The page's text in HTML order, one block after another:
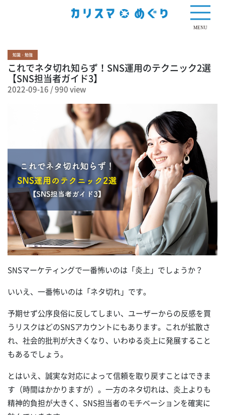
MENU
知識・勉強
これでネタ切れ知らず！SNS運用のテクニック2選
【SNS担当者ガイド3】
2022-09-16 /990 view
SNSマーケティングで一番怖いのは「炎上」でしょうか？
いいえ、一番怖いのは「ネタ切れ」です。
予期せず公序良俗に反してしまい、ユーザーからの反感を買
うリスクはどのSNSアカウントにもあります。これが拡散さ
れ、社会的批判が大きくなり、いわゆる炎上に発展すること
もあるでしょう。
とはいえ、誠実な対応によって信頼を取り戻すことはできま
す（時間はかかりますが）。一方のネタ切れは、炎上よりも
精神的負担が大きく、SNS担当者のモチベーションを確実に